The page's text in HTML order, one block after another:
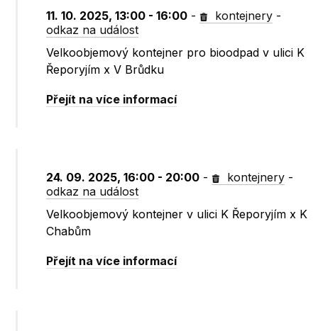
11. 10. 2025, 13:00 - 16:00 - kontejnery -
odkaz na událost
Velkoobjemový kontejner pro bioodpad v ulici K
Řeporyjím x V Brůdku
Přejít na více informací
24. 09. 2025, 16:00 - 20:00 - kontejnery -
odkaz na událost
Velkoobjemový kontejner v ulici K Řeporyjím x K
Chabům
Přejít na více informací